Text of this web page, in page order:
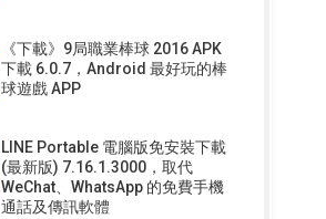
《下載》9局職業棒球 2016 APK
下載 6.0.7，Android 最好玩的棒
球遊戲 APP
LINE Portable 電腦版免安裝下載
(最新版) 7.16.1.3000，取代
WeChat、WhatsApp 的免費手機
通話及傳訊軟體